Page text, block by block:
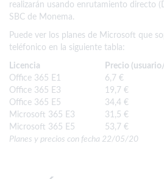
realizarán usando enrutamiento directo
SBC de Monema.
Puede ver los planes de Microsoft que
teléfonico en la siguiente tabla:
Licencia Precio
Office 365 E1
6,7 €
Office 365 E3
19,7 €
Office 365 E5
34,4 €
Microsoft 365 E3
31,5 €
Microsoft 365 E5
53,7 €
Planes y precios con fecha 22/05/20